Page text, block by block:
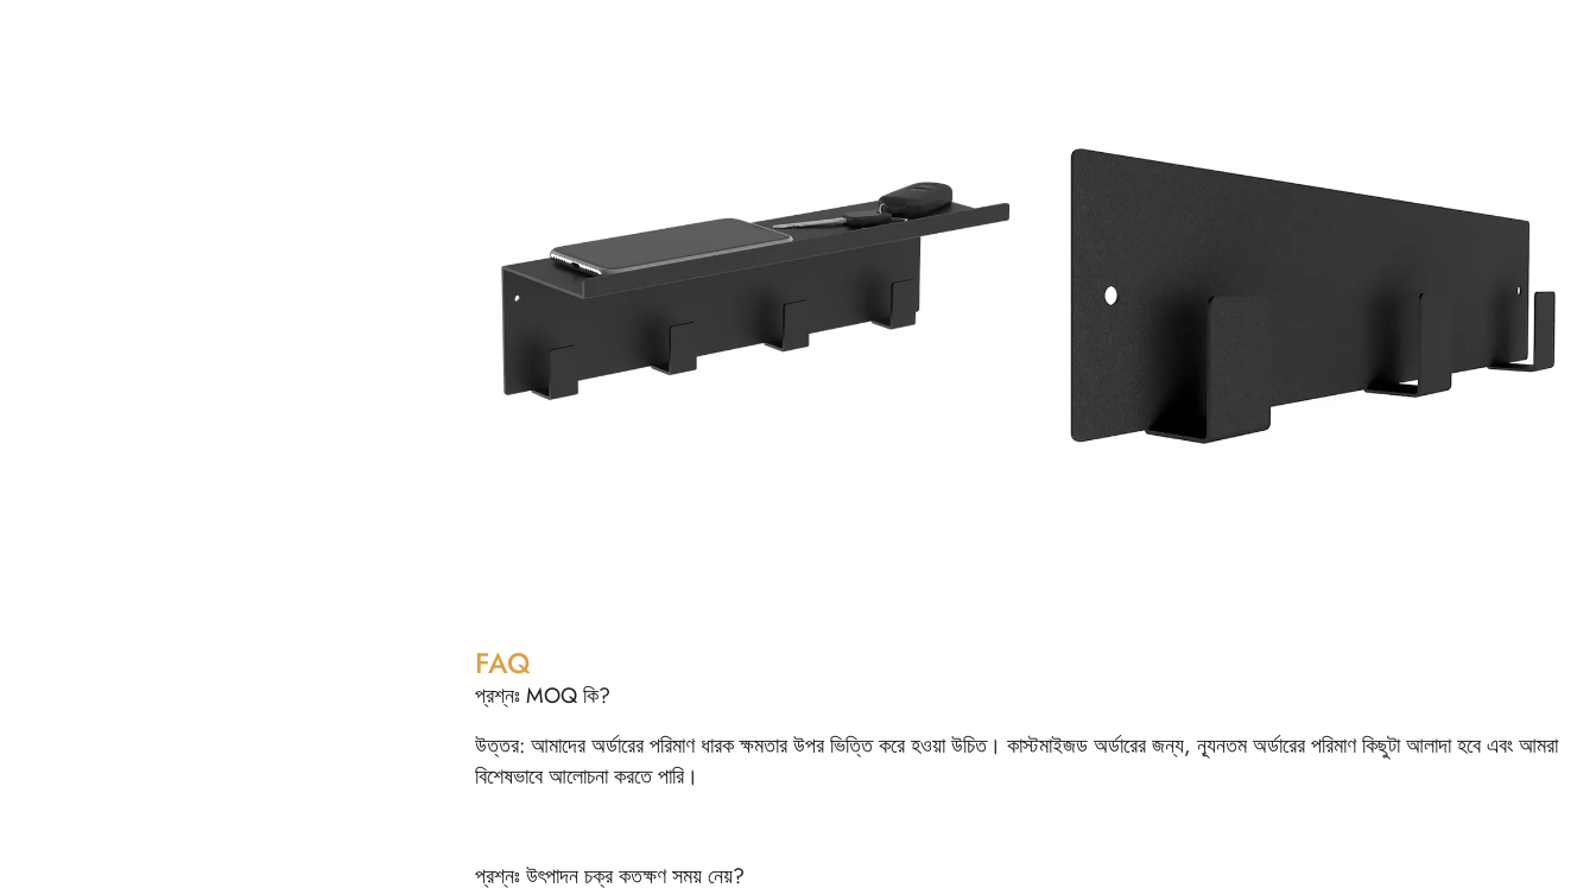
FAQ
প্রশ্নঃ MOQ কি?
উত্তর: আমাদের অর্ডারের পরিমাণ ধারক ক্ষমতার উপর ভিত্তি করে হওয়া উচিত। কাস্টমাইজড অর্ডারের জন্য, ন্যূনতম অর্ডারের পরিমাণ কিছুটা আলাদা হবে এবং আমরা
বিশেষভাবে আলোচনা করতে পারি।
প্রশ্নঃ উৎপাদন চক্র কতক্ষণ সময় নেয়?